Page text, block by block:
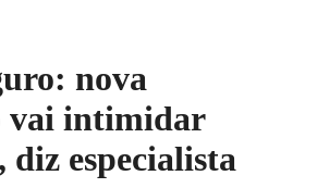
nova
vai intimidar
diz especialista